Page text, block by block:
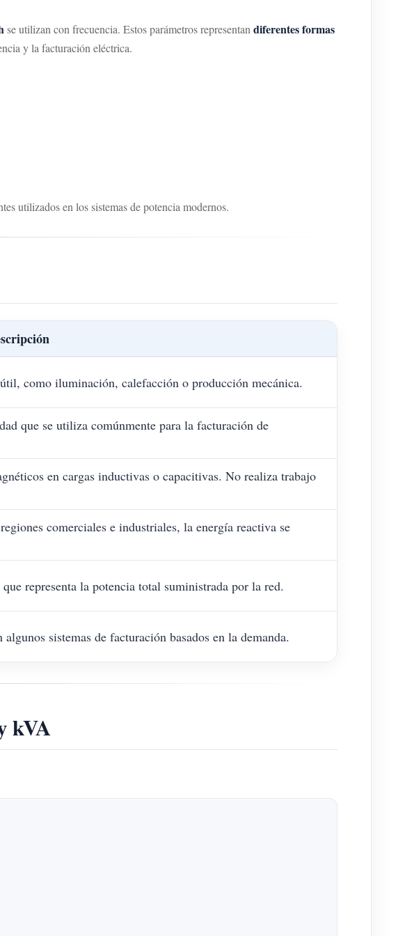
se utilizan con frecuencia. Estos parámetros representandiferentes formas
y la facturación eléctrica.
utilizados en los sistemas de potencia modernos.
como iluminación, calefacción o producción mecánica.
que se utiliza comúnmente para la facturación de
en cargas inductivas o capacitivas. No realiza trabajo
comerciales e industriales, la energía reactiva se
representa la potencia total suministrada por la red.
sistemas de facturación basados en la demanda.
kVA